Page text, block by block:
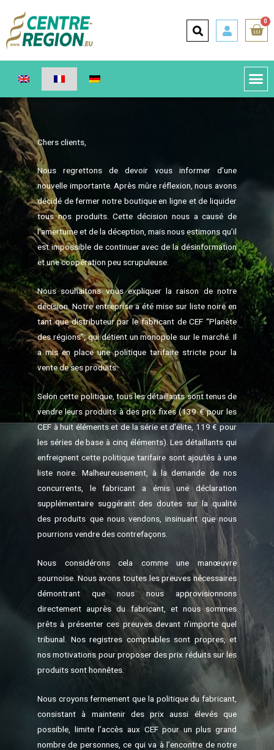
0
Chers clients,
Nous regrettons de devoir vous informer d’une
nouvelle importante. Après mûre réflexion, nous avons
décidé de fermer notre boutique en ligne et de liquider
tous nos produits. Cette décision nous a causé de
l’amertume et de la déception, mais nous estimons qu’il
est impossible de continuer avec de la désinformation
et une coopération peu scrupuleuse.
Nous souhaitons vous expliquer la raison de notre
décision. Notre entreprise a été mise sur liste noire en
tant que distributeur par le fabricant de CEF “Planète
des régions”, qui détient un monopole sur le marché. Il
a mis en place une politique tarifaire stricte pour la
vente de ses produits.
Selon cette politique, tous les détaillants sont tenus de
vendre leurs produits à des prix fixes (139 € pour les
CEF à huit éléments et de la série et d’élite, 119 € pour
les séries de base à cinq éléments). Les détaillants qui
enfreignent cette politique tarifaire sont ajoutés à une
liste noire. Malheureusement, à la demande de nos
concurrents, le fabricant a émis une déclaration
supplémentaire suggérant des doutes sur la qualité
des produits que nous vendons, insinuant que nous
pourrions vendre des contrefaçons.
Nous considérons cela comme une manœuvre
sournoise. Nous avons toutes les preuves nécessaires
démontrant que nous nous approvisionnons
directement auprès du fabricant, et nous sommes
prêts à présenter ces preuves devant n’importe quel
tribunal. Nos registres comptables sont propres, et
nos motivations pour proposer des prix réduits sur les
produits sont honnêtes.
Nous croyons fermement que la politique du fabricant,
consistant à maintenir des prix aussi élevés que
possible, limite l’accès aux CEF pour un plus grand
nombre de personnes, ce qui va à l’encontre de notre